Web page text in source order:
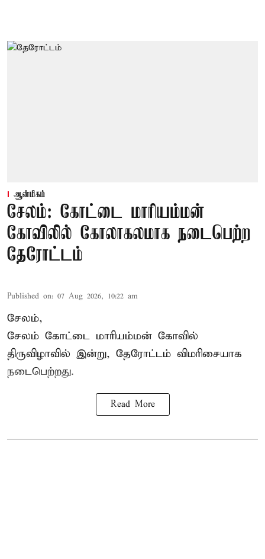
ஆன்மிகம்
சேலம்: கோட்டை மாரியம்மன்
கோவிலில் கோலாகலமாக நடைபெற்ற
தேரோட்டம்
Published on: 07 Aug 2026, 10:22 am
சேலம்,
சேலம் கோட்டை மாரியம்மன் கோவில்
திருவிழாவில் இன்று, தேரோட்டம் விமரிசையாக
நடைபெற்றது.
Read More